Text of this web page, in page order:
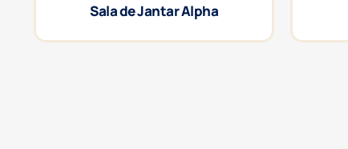
Sala de Jantar Alpha